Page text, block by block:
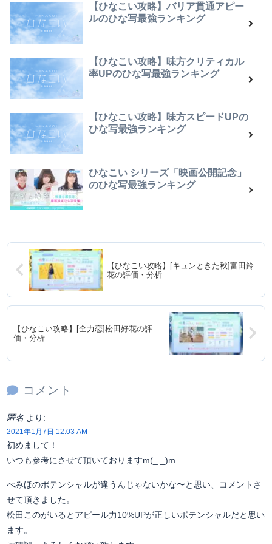
【ひなこい攻略】バリア貫通アピー
ルのひな写最強ランキング
【ひなこい攻略】味方クリティカル
率UPのひな写最強ランキング
【ひなこい攻略】味方スピードUPの
ひな写最強ランキング
ひなこい シリーズ「映画公開記念」
のひな写最強ランキング
【ひなこい攻略】[キュンときた秋]富田鈴
花の評価・分析
【ひなこい攻略】[全力恋]松田好花の評
価・分析
コメント
匿名 より:
2021年1月7日 12:03 AM
初めまして！
いつも参考にさせて頂いておりますm(_ _)m
べみほのポテンシャルが違うんじゃないかな〜と思い、コメントさ
せて頂きました。
松田このがいるとアピール力10%UPが正しいポテンシャルだと思い
ます。